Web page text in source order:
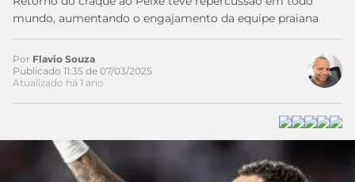
SITES
DE
APOSTAS
2026
BETBOOM
TIMES
MEU
TIME
PALMEIRAS
CAMPEONATOS
SÉRIE
A
ESPORTIVA
mundo, aumentando o engajamento da equipe praiana
Por Flavio Souza
Publicado 11:35 de 07/03/2025
Atualizado há 1 ano